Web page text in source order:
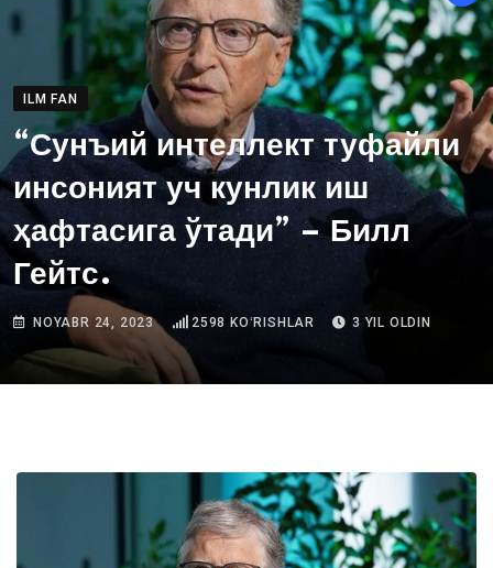
ILM FAN
“Сунъий интеллект туфайли
инсоният уч кунлик иш
ҳафтасига ўтади” – Билл
Гейтс.
NOYABR 24, 2023 2598 KOʻRISHLAR 3 YIL OLDIN